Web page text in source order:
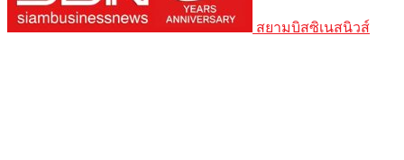
สยามบิสซิเนสนิวส์